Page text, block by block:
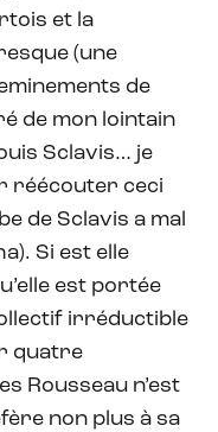
et la
(une
de
de mon lointain
Sclavis… je
réécouter ceci
de Sclavis a mal
Si est elle
est portée
irréductible
quatre
Rousseau n’est
non plus à sa